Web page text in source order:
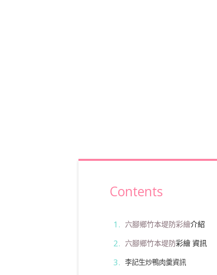
Contents
六腳鄉竹本堤防彩繪介紹
六腳鄉竹本堤防彩繪 資訊
李記生炒鴨肉羹資訊